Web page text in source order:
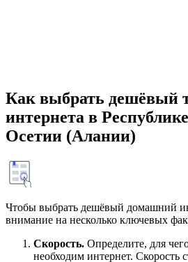
Как выбрать дешёвый
интернета в
Осетии (Алании)
Чтобы выбрать дешёвый домашний
внимание на несколько ключевых
Скорость. Определите, для
необходим интернет. Скорость